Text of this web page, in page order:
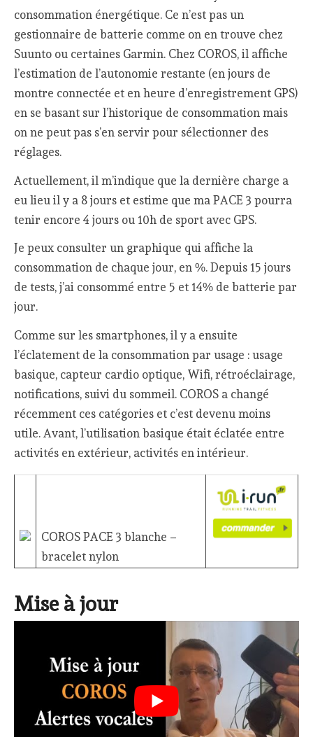
consommation énergétique. Ce n’est pas un
gestionnaire de batterie comme on en trouve chez
Suunto ou certaines Garmin. Chez COROS, il affiche
l’estimation de l’autonomie restante (en jours de
montre connectée et en heure d’enregistrement GPS)
en se basant sur l’historique de consommation mais
on ne peut pas s’en servir pour sélectionner des
réglages.
Actuellement, il m’indique que la dernière charge a
eu lieu il y a 8 jours et estime que ma PACE 3 pourra
tenir encore 4 jours ou 10h de sport avec GPS.
Je peux consulter un graphique qui affiche la
consommation de chaque jour, en %. Depuis 15 jours
de tests, j’ai consommé entre 5 et 14% de batterie par
jour.
Comme sur les smartphones, il y a ensuite
l’éclatement de la consommation par usage : usage
basique, capteur cardio optique, Wifi, rétroéclairage,
notifications, suivi du sommeil. COROS a changé
récemment ces catégories et c’est devenu moins
utile. Avant, l’utilisation basique était éclatée entre
activités en extérieur, activités en intérieur.
COROS PACE 3 blanche –
bracelet nylon
Mise à jour